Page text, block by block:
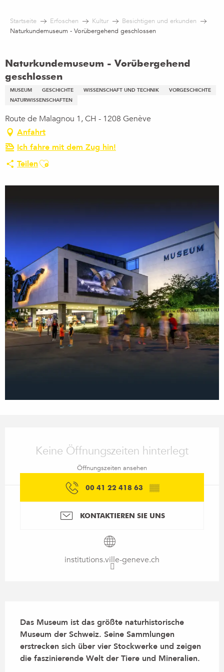
contenu
Startseite Erfoschen Kultur
Besichtigen und erkunden
Naturkundemuseum - Vorübergehend geschlossen
Naturkundemuseum - Vorübergehend
geschlossen
MUSEUM GESCHICHTE WISSENSCHAFT UND TECHNIK
VORGESCHICHTE
NATURWISSENSCHAFTEN
Route de Malagnou 1, CH - 1208 Genève
Anfahrt
Ich fahre mit dem Zug hin!
TeilenAjouter aux favoris
Keine Öffnungszeiten hinterlegt
Öffnungszeiten ansehen
00 41 22 418 63 ▒▒
KONTAKTIEREN SIE UNS
institutions.ville-geneve.ch
Das Museum ist das größte naturhistorische
Museum der Schweiz. Seine Sammlungen
erstrecken sich über vier Stockwerke und zeigen
die faszinierende Welt der Tiere und Mineralien.